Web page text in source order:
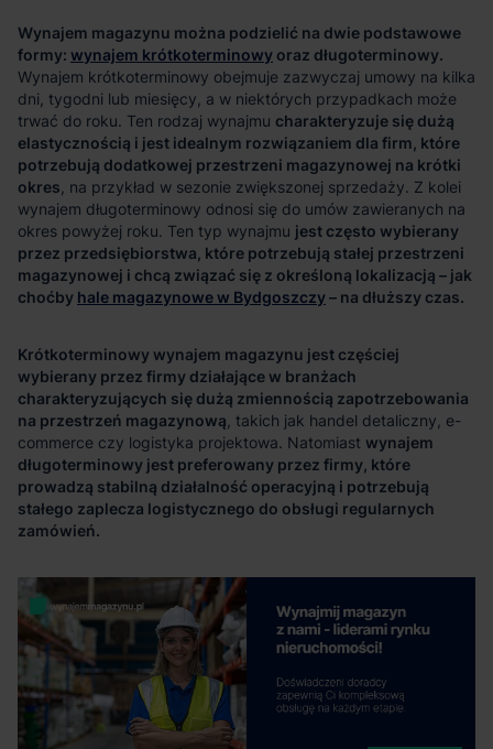
Wynajem magazynu można podzielić na dwie podstawowe
formy: wynajem krótkoterminowy oraz długoterminowy.
charakteryzuje się dużą
elastycznością i jest idealnym rozwiązaniem dla firm, które
potrzebują dodatkowej przestrzeni magazynowej na krótki
okres
jest często wybierany
przez przedsiębiorstwa, które potrzebują stałej przestrzeni
magazynowej i chcą związać się z określoną lokalizacją – jak
choćby hale magazynowe w Bydgoszczy– na dłuższy czas.
Krótkoterminowy wynajem magazynu jest częściej
wybierany przez firmy działające w branżach
charakteryzujących się dużą zmiennością zapotrzebowania
na przestrzeń magazynową
wynajem
długoterminowy jest preferowany przez firmy, które
prowadzą stabilną działalność operacyjną i potrzebują
stałego zaplecza logistycznego do obsługi regularnych
zamówień.